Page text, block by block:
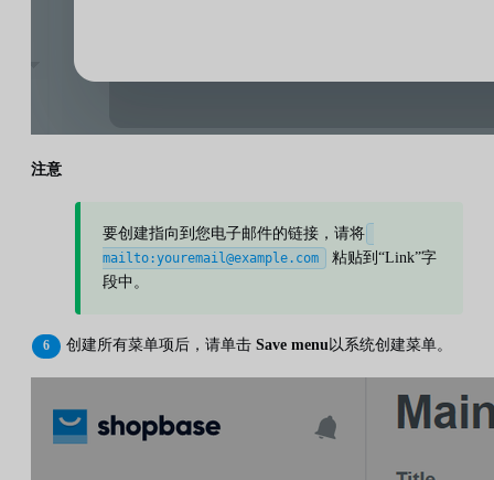
注意
要创建指向到您电子邮件的链接，请将
mailto:youremail@example.com
粘贴到“Link”字
段中。
创建所有菜单项后，请单击 Save menu以系统创建菜单。